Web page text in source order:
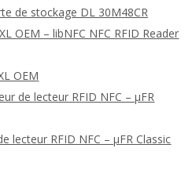
de stockage DL 30M48CR
OEM – libNFC NFC RFID Reader
OEM
de lecteur RFID NFC – μFR
lecteur RFID NFC – μFR Classic